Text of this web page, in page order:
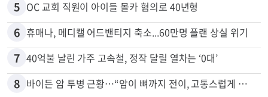
5 OC 교회 직원이 아이들 몰카 혐의로 40년형
6 휴매나, 메디캘 어드밴티지 축소...60만명 플랜 상실 위기
7 40억불 날린 가주 고속철, 정작 달릴 열차는 ‘0대’
8 바이든 암 투병 근황…“암이 뼈까지 전이, 고통스럽게 투병 중”